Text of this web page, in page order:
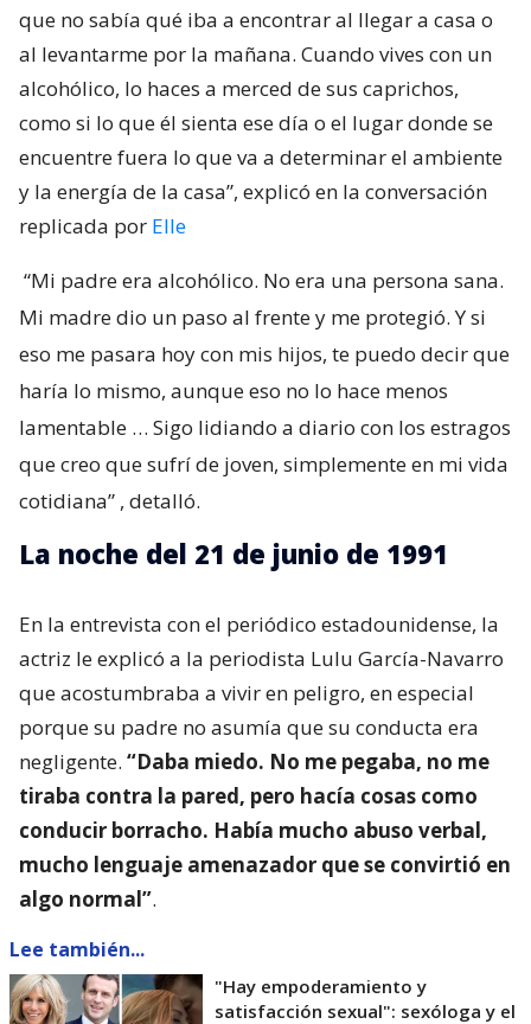
que no sabía qué iba a encontrar al llegar a casa o
al levantarme por la mañana. Cuando vives con un
alcohólico, lo haces a merced de sus caprichos,
como si lo que él sienta ese día o el lugar donde se
encuentre fuera lo que va a determinar el ambiente
y la energía de la casa”, explicó en la conversación
replicada por Elle
“Mi padre era alcohólico. No era una persona sana.
Mi madre dio un paso al frente y me protegió. Y si
eso me pasara hoy con mis hijos, te puedo decir que
haría lo mismo, aunque eso no lo hace menos
lamentable … Sigo lidiando a diario con los estragos
que creo que sufrí de joven, simplemente en mi vida
cotidiana” , detalló.
La noche del 21 de junio de 1991
En la entrevista con el periódico estadounidense, la
actriz le explicó a la periodista Lulu García-Navarro
que acostumbraba a vivir en peligro, en especial
porque su padre no asumía que su conducta era
negligente. “Daba miedo. No me pegaba, no me
tiraba contra la pared, pero hacía cosas como
conducir borracho. Había mucho abuso verbal,
mucho lenguaje amenazador que se convirtió en
algo normal”.
Lee también...
"Hay empoderamiento y
satisfacción sexual": sexóloga y el